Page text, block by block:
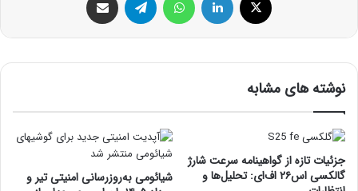
نوشته های مشابه
جزئیات تازه از گواهینامه سرعت شارژ
گالکسی اس۲۶ اف‌ای: تحلیل‌ها و
شیائومی به‌روزرسانی امنیتی تیر و